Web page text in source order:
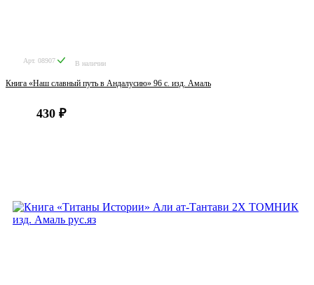
Арт. 08907 В наличии
Книга «Наш славный путь в Андалусию» 96 с. изд. Амаль
430 ₽